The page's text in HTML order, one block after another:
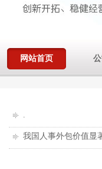
网站首页
.
我国人事外包价值显